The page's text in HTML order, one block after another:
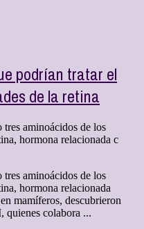
podrían tratar el
de la retina
tres aminoácidos de los
hormona relacionada c
tres aminoácidos de los
hormona relacionada
mamíferos, descubrieron
colabora ...